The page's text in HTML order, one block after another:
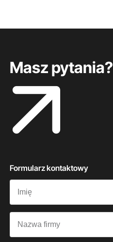
Masz pytania?
Formularz kontaktowy